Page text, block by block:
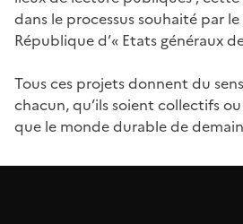
dans le processus souhaité par
République d’« Etats généraux
Tous ces projets donnent du
chacun, qu’ils soient collectifs
que le monde durable de